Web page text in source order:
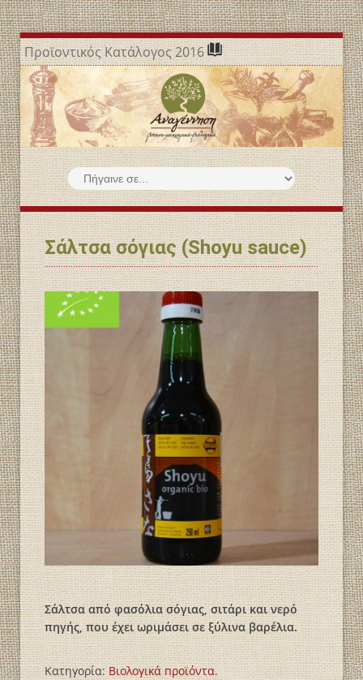
Προϊοντικός Κατάλογος 2016
Σάλτσα σόγιας (Shoyu sauce)
Σάλτσα από φασόλια σόγιας, σιτάρι και νερό
πηγής, που έχει ωριμάσει σε ξύλινα βαρέλια.
Κατηγορία:Βιολογικά пροϊόντα.